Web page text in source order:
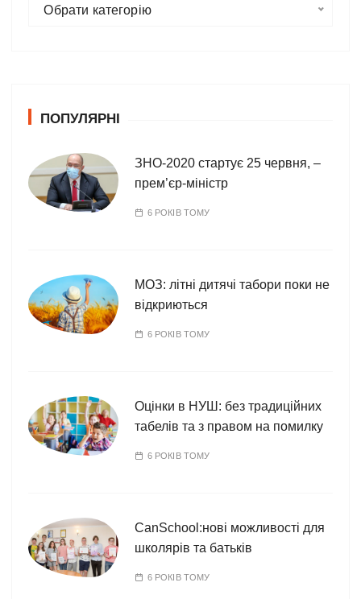
р
Обрати категорію
ПОПУЛЯРНІ
ЗНО-2020 стартує 25 червня, –
прем’єр-міністр
6 РОКІВ ТОМУ
МОЗ: літні дитячі табори поки не
відкриються
6 РОКІВ ТОМУ
Оцінки в НУШ: без традиційних
табелів та з правом на помилку
6 РОКІВ ТОМУ
CanSchool:нові можливості для
школярів та батьків
6 РОКІВ ТОМУ